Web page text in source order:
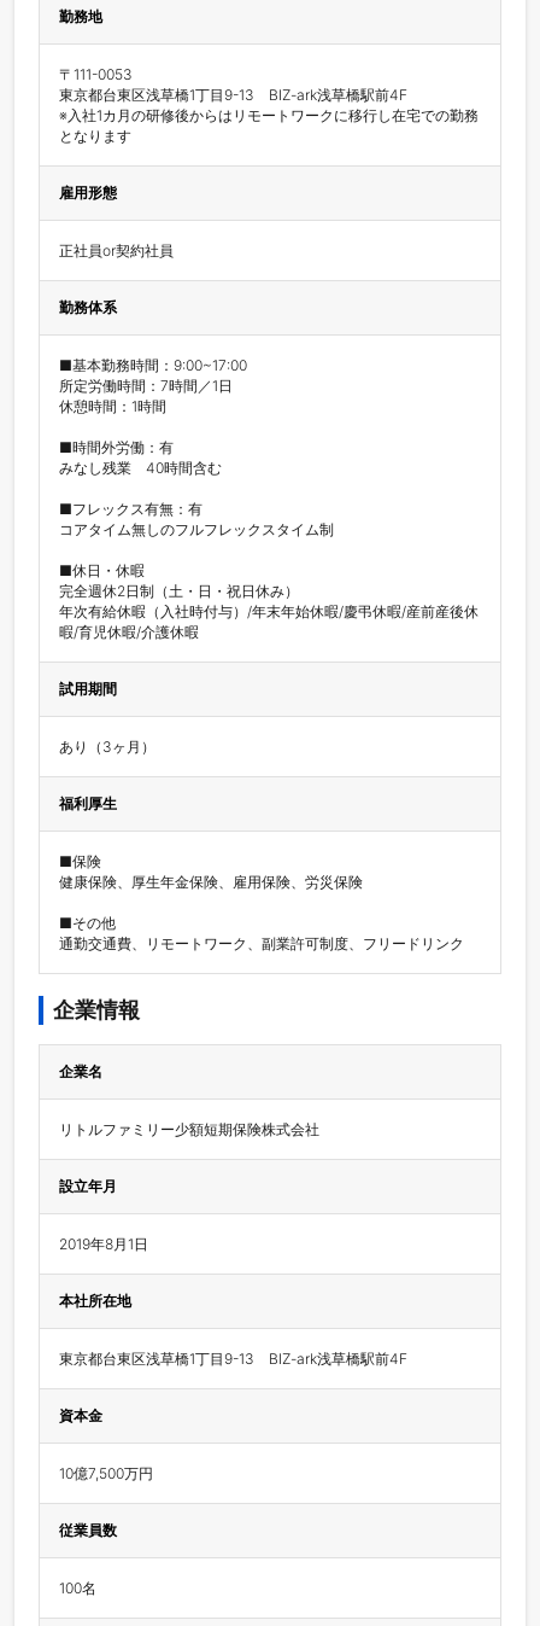
勤務地
〒111-0053
東京都台東区浅草橋1丁目9-13　BIZ-ark浅草橋駅前4F
※入社1カ月の研修後からはリモートワークに移行し在宅での勤務
となります
雇用形態
正社員or契約社員
勤務体系
■基本勤務時間：9:00~17:00
所定労働時間：7時間／1日
休憩時間：1時間
■時間外労働：有
みなし残業　40時間含む
■フレックス有無：有
コアタイム無しのフルフレックスタイム制
■休日・休暇
完全週休2日制（土・日・祝日休み）
年次有給休暇（入社時付与）/年末年始休暇/慶弔休暇/産前産後休
暇/育児休暇/介護休暇
試用期間
あり（3ヶ月）
福利厚生
■保険
健康保険、厚生年金保険、雇用保険、労災保険
■その他
通勤交通費、リモートワーク、副業許可制度、フリードリンク
企業情報
企業名
リトルファミリー少額短期保険株式会社
設立年月
2019年8月1日
本社所在地
東京都台東区浅草橋1丁目9-13　BIZ-ark浅草橋駅前4F
資本金
10億7,500万円
従業員数
100名